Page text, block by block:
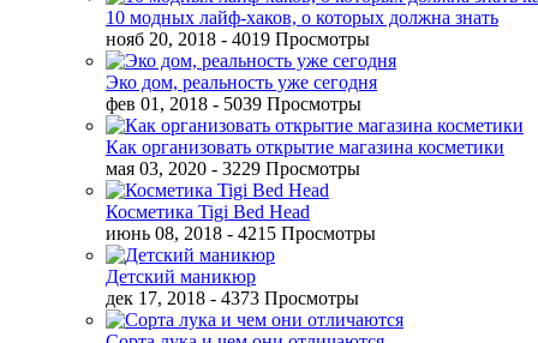
10 модных лайф-хаков, о которых должна знать
нояб 20, 2018 - 4019 Просмотры
Эко дом, реальность уже сегодня
фев 01, 2018 - 5039 Просмотры
Как организовать открытие магазина косметики
мая 03, 2020 - 3229 Просмотры
Косметика Tigi Bed Head
июнь 08, 2018 - 4215 Просмотры
Детский маникюр
дек 17, 2018 - 4373 Просмотры